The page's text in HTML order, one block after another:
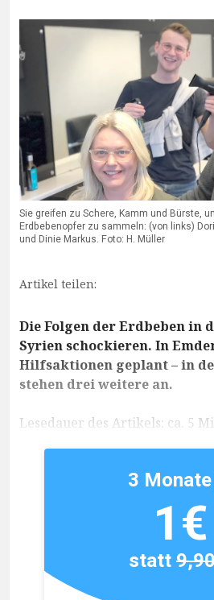
Sie greifen zu Schere, Kamm und Bürste,
Erdbebenopfer zu sammeln: (von links)
und Dinie Markus. Foto: H. Müller
Artikel teilen:
Die Folgen der Erdbeben in
Syrien schockieren. In
Hilfsaktionen geplant – in
stehen drei weitere an.
Lesedauer des Artikels: ca. 5
3
1€
statt